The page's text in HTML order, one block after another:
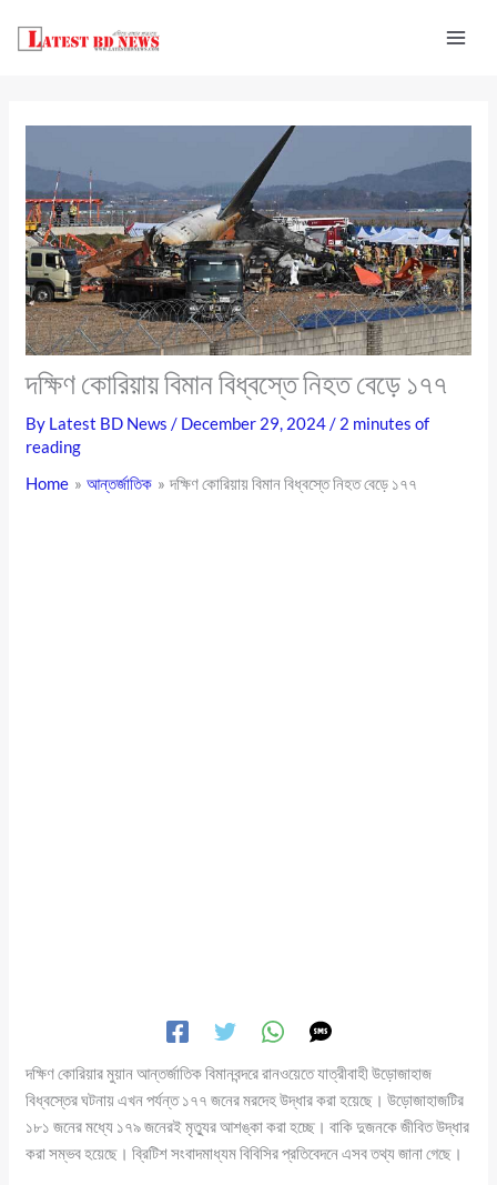
দক্ষিণ কোরিয়ায় বিমান বিধ্বস্তে নিহত বেড়ে ১৭৭
By Latest BD News/ December 29, 2024/ 2 minutes of
reading
Home
আন্তর্জাতিক দক্ষিণ কোরিয়ায় বিমান বিধ্বস্তে নিহত বেড়ে ১৭৭
দক্ষিণ কোরিয়ার মুয়ান আন্তর্জাতিক বিমানবন্দরে রানওয়েতে যাত্রীবাহী উড়োজাহাজ
বিধ্বস্তের ঘটনায় এখন পর্যন্ত ১৭৭ জনের মরদেহ উদ্ধার করা হয়েছে। উড়োজাহাজটির
১৮১ জনের মধ্যে ১৭৯ জনেরই মৃত্যুর আশঙ্কা করা হচ্ছে। বাকি দুজনকে জীবিত উদ্ধার
করা সম্ভব হয়েছে। ব্রিটিশ সংবাদমাধ্যম বিবিসির প্রতিবেদনে এসব তথ্য জানা গেছে।